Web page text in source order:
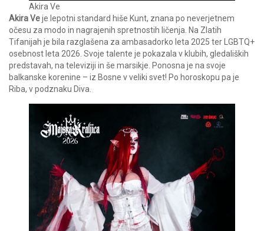
Akira Ve
Akira Veje lepotni standard hiše Kunt, znana po neverjetnem
očesu za modo in nagrajenih spretnostih ličenja. Na Zlatih
Tifanijah je bila razglašena za ambasadorko leta 2025 ter LGBTQ+
osebnost leta 2026. Svoje talente je pokazala v klubih, gledaliških
predstavah, na televiziji in še marsikje. Ponosna je na svoje
balkanske korenine – iz Bosne v veliki svet! Po horoskopu pa je
Riba, v podznaku Diva.